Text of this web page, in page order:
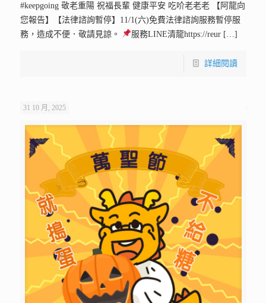
#keepgoing 敬老重陽 祝福長輩 健康平安 吃吤老老老 【阿龍向
您報告】【法律諮詢暫停】11/1(六)免費法律諮詢服務暫停服
務，造成不便．敬請見諒。
服務LINE清龍https://reur […]
詳細閱讀
31 10 月, 2025